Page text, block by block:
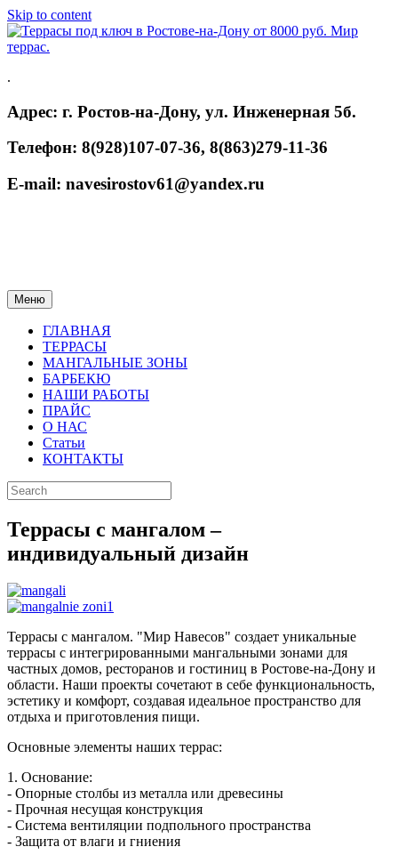
Skip to content
.
Адрес: г. Ростов-на-Дону, ул. Инженерная 5б.
Телефон: 8(928)107-07-36, 8(863)279-11-36
E-mail: navesirostov61@yandex.ru
Меню
ГЛАВНАЯ
ТЕРРАСЫ
МАНГАЛЬНЫЕ ЗОНЫ
БАРБЕКЮ
НАШИ РАБОТЫ
ПРАЙС
О НАС
Статьи
КОНТАКТЫ
Террасы с мангалом –
индивидуальный дизайн
Террасы с мангалом. "Мир Навесов" создает уникальные
террасы с интегрированными мангальными зонами для
частных домов, ресторанов и гостиниц в Ростове-на-Дону и
области. Наши проекты сочетают в себе функциональность,
эстетику и комфорт, создавая идеальное пространство для
отдыха и приготовления пищи.
Основные элементы наших террас:
1. Основание:
- Опорные столбы из металла или древесины
- Прочная несущая конструкция
- Система вентиляции подпольного пространства
- Защита от влаги и гниения